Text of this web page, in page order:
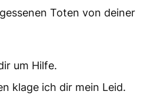
Toten von deiner
um Hilfe.
klage ich dir mein Leid.